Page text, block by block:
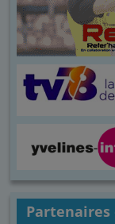
Partenaires